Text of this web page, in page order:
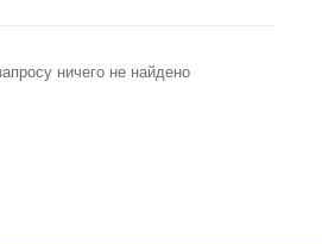
ничего не найдено